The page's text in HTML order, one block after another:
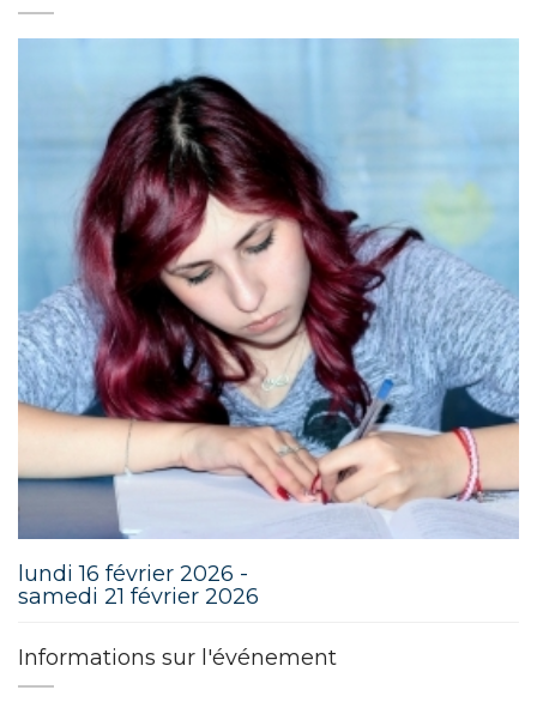
lundi 16 février 2026 -
samedi 21 février 2026
Informations sur l'événement